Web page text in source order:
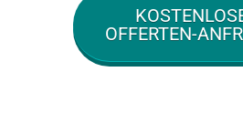
OFFERTEN-